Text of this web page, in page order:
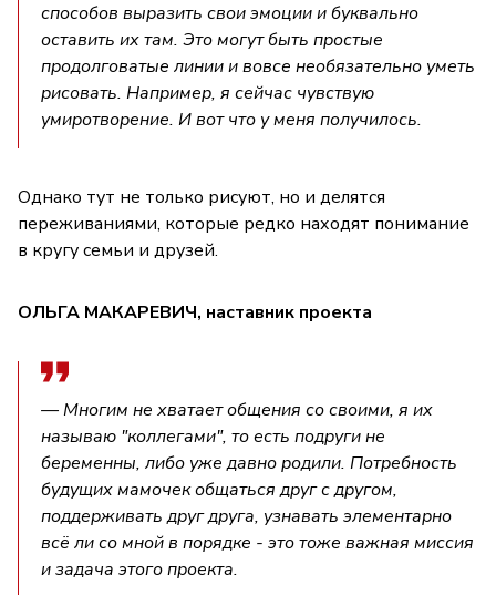
способов выразить свои эмоции и буквально
оставить их там. Это могут быть простые
продолговатые линии и вовсе необязательно уметь
рисовать. Например, я сейчас чувствую
умиротворение. И вот что у меня получилось.
Однако тут не только рисуют, но и делятся
переживаниями, которые редко находят понимание
в кругу семьи и друзей.
ОЛЬГА МАКАРЕВИЧ, наставник проекта
— Многим не хватает общения со своими, я их
называю "коллегами", то есть подруги не
беременны, либо уже давно родили. Потребность
будущих мамочек общаться друг с другом,
поддерживать друг друга, узнавать элементарно
всё ли со мной в порядке - это тоже важная миссия
и задача этого проекта.